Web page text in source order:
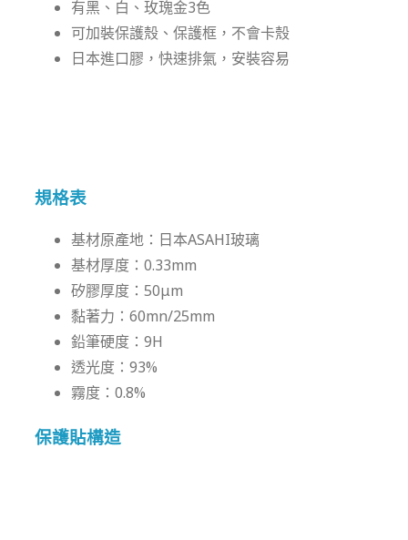
有黑、白、玫瑰金3色
可加裝保護殼、保護框，不會卡殼
日本進口膠，快速排氣，安裝容易
規格表
基材原產地：日本ASAHI玻璃
基材厚度：0.33mm
矽膠厚度：50μm
黏著力：60mn/25mm
鉛筆硬度：9H
透光度：93%
霧度：0.8%
保護貼構造